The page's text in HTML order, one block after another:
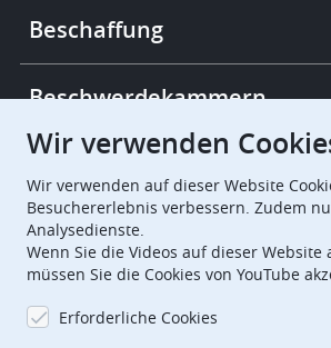
Beschaffung
Beschwerdekammern
EuropeanPatentOffice
EPO Procurement
Wir verwenden
Wir verwenden auf dieser Website
Besuchererlebnis verbessern. Zudem
Analysedienste.
Wenn Sie die Videos auf dieser Website
müssen Sie die Cookies von YouTube
Erforderliche Cookies